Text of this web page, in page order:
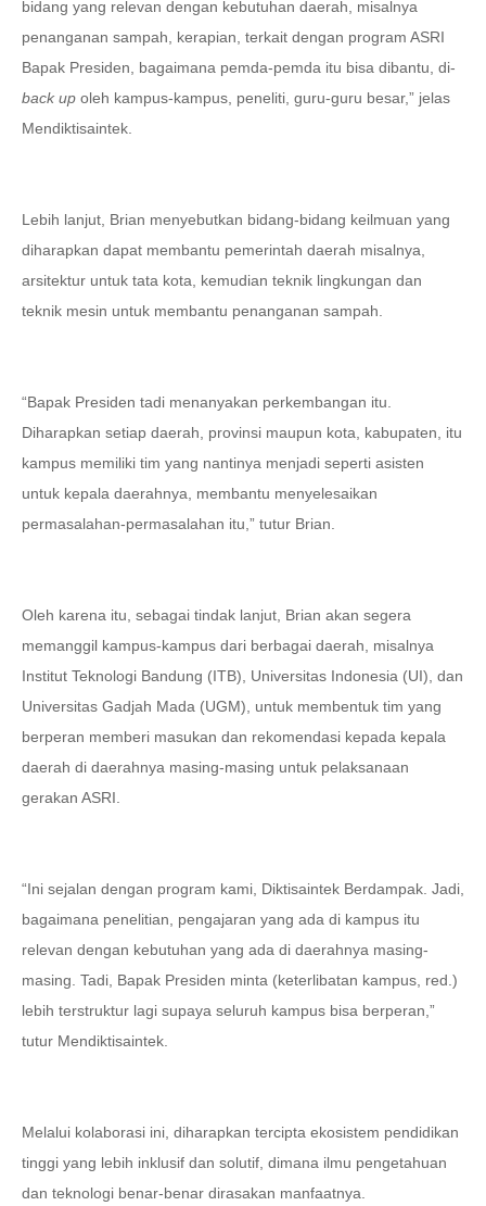
bidang yang relevan dengan kebutuhan daerah, misalnya
penanganan sampah, kerapian, terkait dengan program ASRI
Bapak Presiden, bagaimana pemda-pemda itu bisa dibantu, di-
back up oleh kampus-kampus, peneliti, guru-guru besar,” jelas
Mendiktisaintek.
Lebih lanjut, Brian menyebutkan bidang-bidang keilmuan yang
diharapkan dapat membantu pemerintah daerah misalnya,
arsitektur untuk tata kota, kemudian teknik lingkungan dan
teknik mesin untuk membantu penanganan sampah.
“Bapak Presiden tadi menanyakan perkembangan itu.
Diharapkan setiap daerah, provinsi maupun kota, kabupaten, itu
kampus memiliki tim yang nantinya menjadi seperti asisten
untuk kepala daerahnya, membantu menyelesaikan
permasalahan-permasalahan itu,” tutur Brian.
Oleh karena itu, sebagai tindak lanjut, Brian akan segera
memanggil kampus-kampus dari berbagai daerah, misalnya
Institut Teknologi Bandung (ITB), Universitas Indonesia (UI), dan
Universitas Gadjah Mada (UGM), untuk membentuk tim yang
berperan memberi masukan dan rekomendasi kepada kepala
daerah di daerahnya masing-masing untuk pelaksanaan
gerakan ASRI.
“Ini sejalan dengan program kami, Diktisaintek Berdampak. Jadi,
bagaimana penelitian, pengajaran yang ada di kampus itu
relevan dengan kebutuhan yang ada di daerahnya masing-
masing. Tadi, Bapak Presiden minta (keterlibatan kampus, red.)
lebih terstruktur lagi supaya seluruh kampus bisa berperan,”
tutur Mendiktisaintek.
Melalui kolaborasi ini, diharapkan tercipta ekosistem pendidikan
tinggi yang lebih inklusif dan solutif, dimana ilmu pengetahuan
dan teknologi benar-benar dirasakan manfaatnya.